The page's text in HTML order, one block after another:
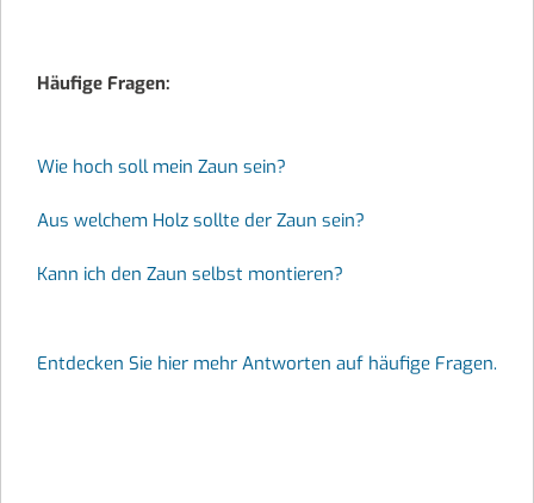
Häufige Fragen:
Wie hoch soll mein Zaun sein?
Aus welchem Holz sollte der Zaun sein?
Kann ich den Zaun selbst montieren?
Entdecken Sie hier mehr Antworten auf häufige Fragen.